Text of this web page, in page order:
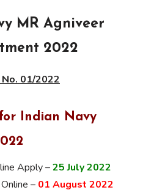
MR Agniveer
2022
01/2022
Indian Navy
Apply –25 July 2022
– 01 August 2022